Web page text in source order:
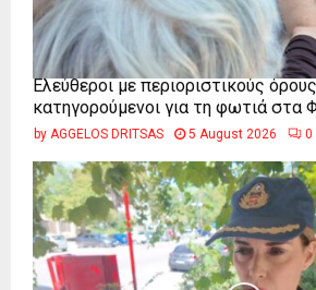
Ελεύθεροι με περιοριστικούς
κατηγορούμενοι για τη φωτιά στα
by AGGELOS DRITSAS 5 August 2026 0